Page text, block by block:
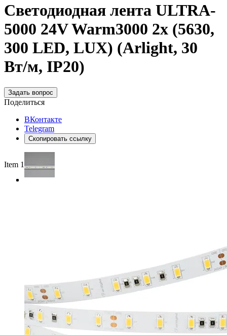
Светодиодная лента ULTRA-
5000 24V Warm3000 2x (5630,
300 LED, LUX) (Arlight, 30
Вт/м, IP20)
Задать вопрос
Поделиться
ВКонтакте
Telegram
Скопировать ссылку
Item 1 of 3